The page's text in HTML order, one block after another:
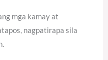
mga kamay at
nagpatirapa sila